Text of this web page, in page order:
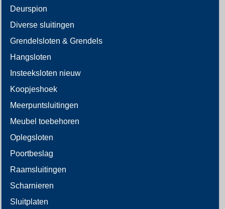
Deurspion
Diverse sluitingen
Grendelsloten & Grendels
Hangsloten
Insteeksloten nieuw
Koopjeshoek
Meerpuntsluitingen
Meubel toebehoren
Oplegsloten
Poortbeslag
Raamsluitingen
Scharnieren
Sluitplaten